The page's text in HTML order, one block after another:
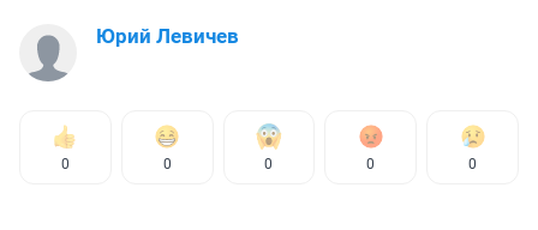
Юрий Левичев
0 0 0 0 0